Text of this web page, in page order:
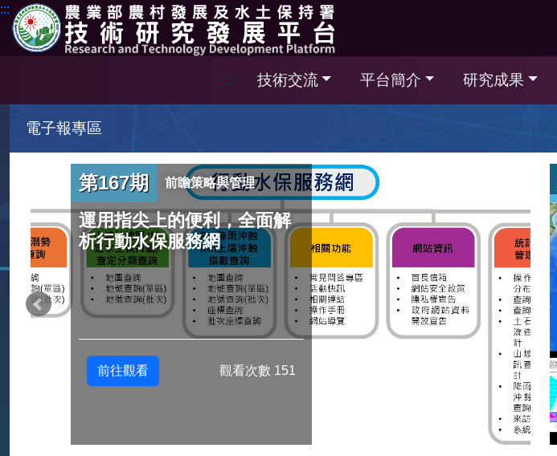
跳到主要內容區塊
::: 技術交流 平台簡介 研究成果
:::
電子報專區
:::
第167期 前瞻策略與管理
運用指尖上的便利，全面解
析行動水保服務網
前往觀看 觀看次數 151